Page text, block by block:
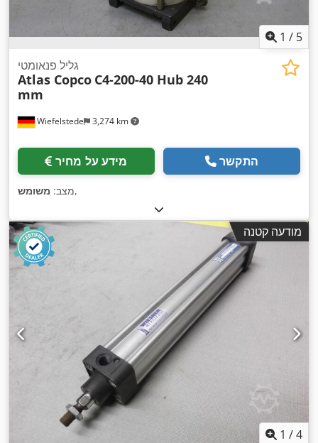
1 / 5
Wiefelstede 3,274 km
גליל פנאומטי
Atlas Copco C4-200-40 Hub 240
mm
מידע על מחיר התקשר
מצב: משומש ,
מודעה קטנה
1 /4